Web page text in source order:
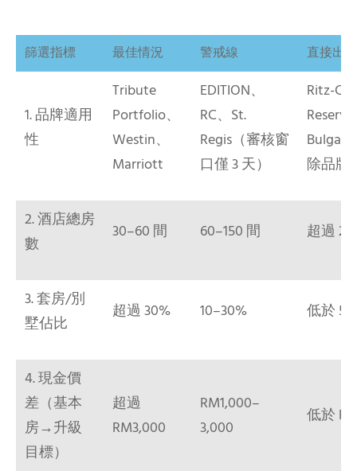
篩選指標 最佳情況 警戒線 直接出局
1. 品牌適用
性
Tribute
Portfolio、
Westin、
Marriott
EDITION、
RC、St.
Regis（審核窗
口僅 3 天）
Ritz-
Bulgari
除品牌
2. 酒店總房
數
30–60 間 60–150 間 超過
3. 套房/別
墅佔比
超過 30% 10–30% 低於 5%
4. 現金價
差（基本
房→升級
目標）
超過
RM3,000
RM1,000–
3,000
低於